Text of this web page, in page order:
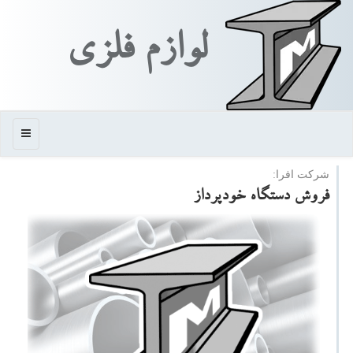
لوازم فلزی
منو
شركت افرا:
فروش دستگاه خودپرداز